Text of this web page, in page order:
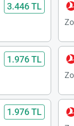
3.446 TL
1.976 TL
1.976 TL